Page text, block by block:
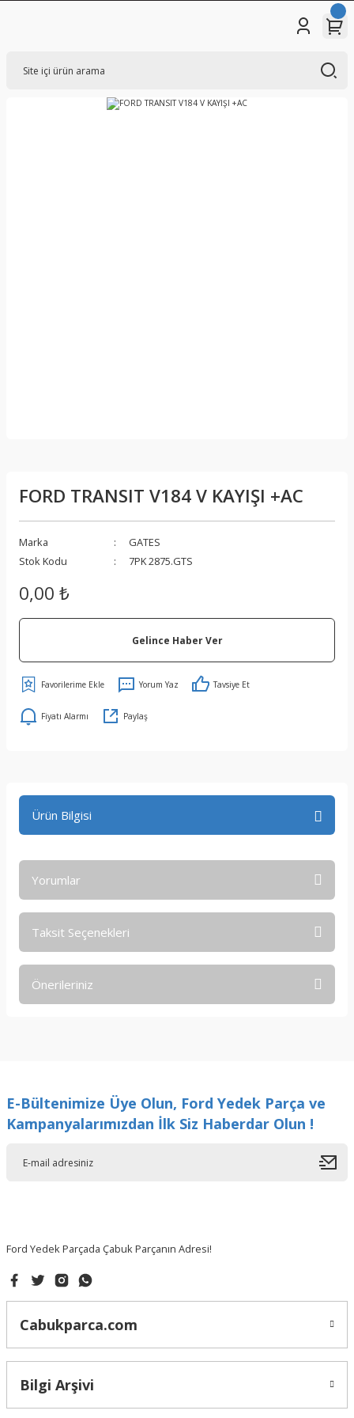
FORD TRANSIT V184 V KAYIŞI +AC
Marka
GATES
Stok Kodu
7PK 2875.GTS
0,00 ₺
Gelince Haber Ver
Yorum Yaz Tavsiye Et
Fiyatı Alarmı Paylaş
Ürün Bilgisi
Yorumlar
Taksit Seçenekleri
Önerileriniz
Ürün resmi kalitesiz, bozuk veya görüntülenemiyor.
Ürün açıklamasında eksik bilgiler bulunuyor.
Gönder
E-Bültenimize Üye Olun, Ford Yedek Parça ve
Kampanyalarımızdan İlk Siz Haberdar Olun !
Ford Yedek Parçada Çabuk Parçanın Adresi!
Cabukparca.com
Bilgi Arşivi